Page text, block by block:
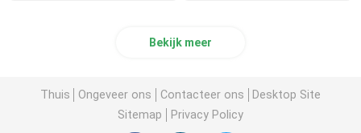
Bekijk meer
Thuis Ongeveer ons Contacteer ons
Desktop Site
Sitemap
Privacy Policy